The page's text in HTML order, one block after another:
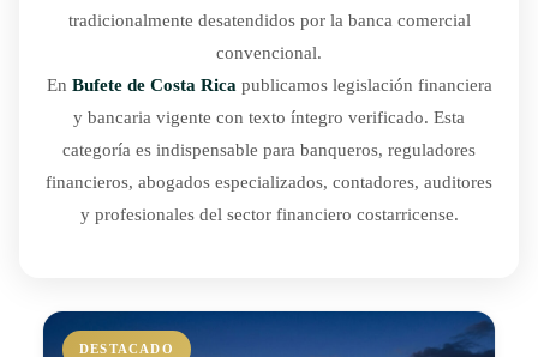
tradicionalmente desatendidos por la banca comercial
convencional.
En Bufete de Costa Rica publicamos legislación financiera
y bancaria vigente con texto íntegro verificado. Esta
categoría es indispensable para banqueros, reguladores
financieros, abogados especializados, contadores, auditores
y profesionales del sector financiero costarricense.
DESTACADO